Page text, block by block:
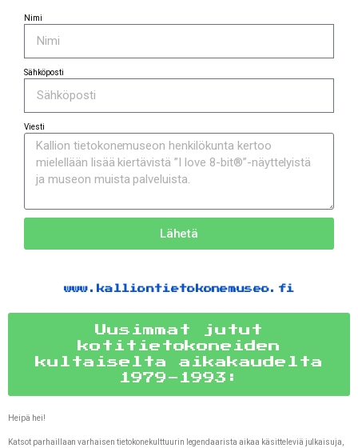
Nimi
Sähköposti
Viesti
Lähetä
www.kalliontietokonemuseo.fi
Uusimmat jutut
kotitietokoneiden
kultaiselta aikakaudelta
1979-1993:
Heipä hei!
Katsot parhaillaan varhaisen tietokonekulttuurin legendaarista aikaa käsitteleviä julkaisuja,